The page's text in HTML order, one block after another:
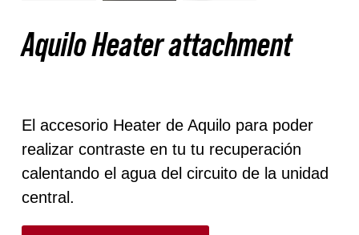
Aquilo Heater attachment
El accesorio Heater de Aquilo para poder
realizar contraste en tu tu recuperación
calentando el agua del circuito de la unidad
central.